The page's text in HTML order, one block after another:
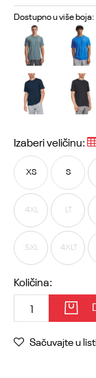
Dostupno u više boja:
Izaberi veličinu:
XS S
4XL LT
5XL 4XLT
Količina:
Sačuvajte u